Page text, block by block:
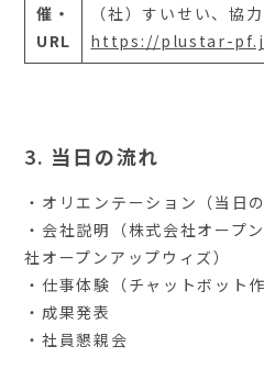
催・
URL
（社）すいせい、協
https://plustar-
3. 当日の流れ
・オリエンテーション（当日
・会社説明（株式会社オープ
社オープンアップウィズ）
・仕事体験（チャットボット
・成果発表
・社員懇親会